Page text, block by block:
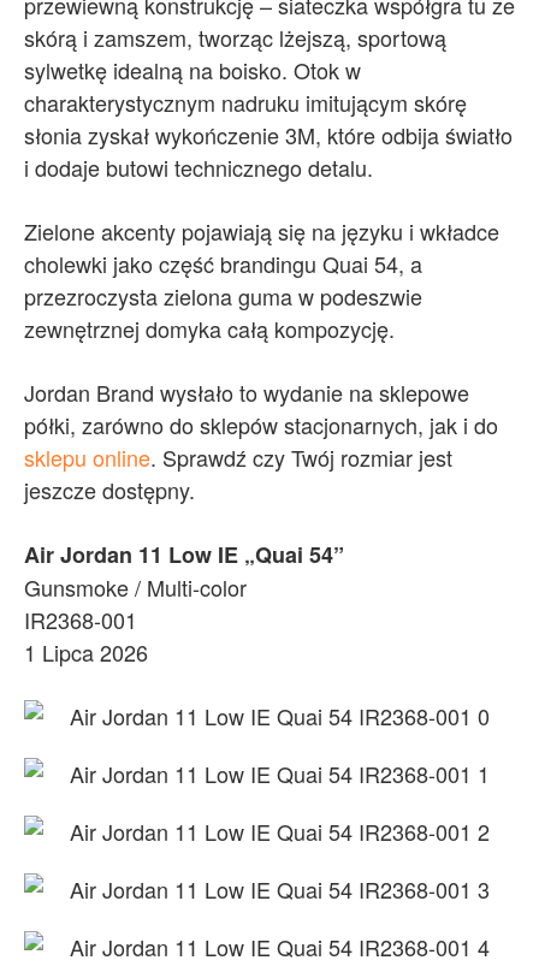
skórą i zamszem, tworząc lżejszą, sportową
sylwetkę idealną na boisko. Otok w
charakterystycznym nadruku imitującym skórę
słonia zyskał wykończenie 3M, które odbija światło
i dodaje butowi technicznego detalu.
Zielone akcenty pojawiają się na języku i wkładce
cholewki jako część brandingu Quai 54, a
przezroczysta zielona guma w podeszwie
zewnętrznej domyka całą kompozycję.
Jordan Brand wysłało to wydanie na sklepowe
półki, zarówno do sklepów stacjonarnych, jak i do
sklepu online. Sprawdź czy Twój rozmiar jest
jeszcze dostępny.
Air Jordan 11 Low IE „Quai 54”
Gunsmoke / Multi-color
IR2368-001
1 Lipca 2026